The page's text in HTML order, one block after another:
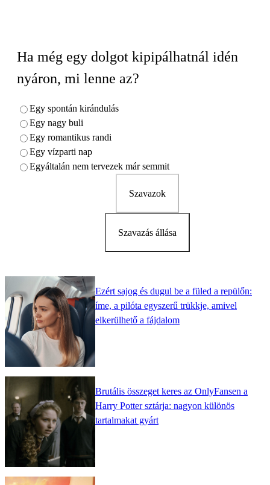
Ha még egy dolgot kipipálhatnál idén
nyáron, mi lenne az?
Egy spontán kirándulás
Egy nagy buli
Egy romantikus randi
Egy vízparti nap
Egyáltalán nem tervezek már semmit
Szavazok
Szavazás állása
Ezért sajog és dugul be a füled a repülőn:
íme, a pilóta egyszerű trükkje, amivel
elkerülhető a fájdalom
Brutális összeget keres az OnlyFansen a
Harry Potter sztárja: nagyon különös
tartalmakat gyárt